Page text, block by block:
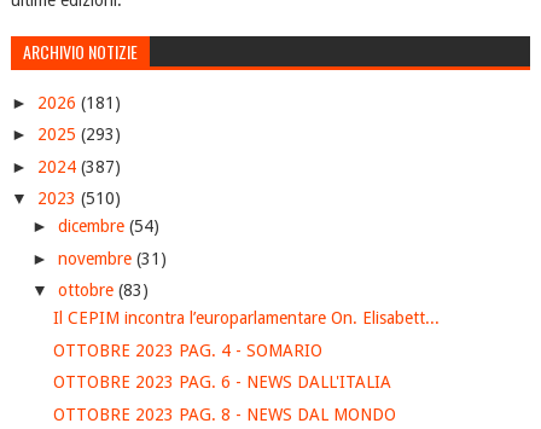
ARCHIVIO NOTIZIE
► 2026 (181)
► 2025 (293)
► 2024 (387)
▼ 2023 (510)
► dicembre (54)
► novembre (31)
▼ ottobre (83)
Il CEPIM incontra l’europarlamentare On. Elisabett...
OTTOBRE 2023 PAG. 4 - SOMARIO
OTTOBRE 2023 PAG. 6 - NEWS DALL'ITALIA
OTTOBRE 2023 PAG. 8 - NEWS DAL MONDO